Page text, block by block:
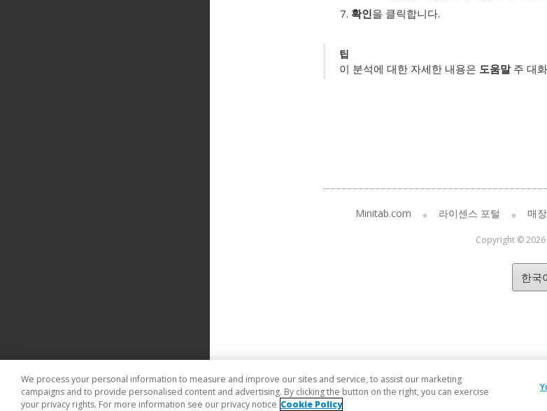
확인을 클릭합니다.
팁
이 분석에 대한 자세한 내용은 도움말주 대
Minitab.com 라이센스 포털 매장
Copyright © 2026
We process your personal information to measure and improve our sites and service, to assist our marketing
campaigns and to provide personalised content and advertising. By clicking the button on the right, you can exercise
your privacy rights. For more information see our privacy notice Cookie Policy